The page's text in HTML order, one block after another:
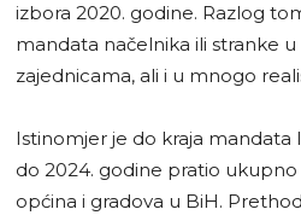
izbora 2020. godine. Razlog
mandata načelnika ili stranke
zajednicama, ali i u mnogo
Istinomjer je do kraja mandata
do 2024. godine pratio ukupno
općina i gradova u BiH.